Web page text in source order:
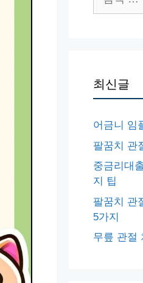
색:
최신글
어금니 임
팔꿈치 관
중금리대
지 팁
팔꿈치 관
5가지
무릎 관절